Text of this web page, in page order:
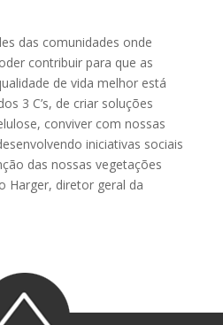
das comunidades onde
contribuir para que as
de vida melhor está
3 C’s, de criar soluções
conviver com nossas
iniciativas sociais
das nossas vegetações
Harger, diretor geral da